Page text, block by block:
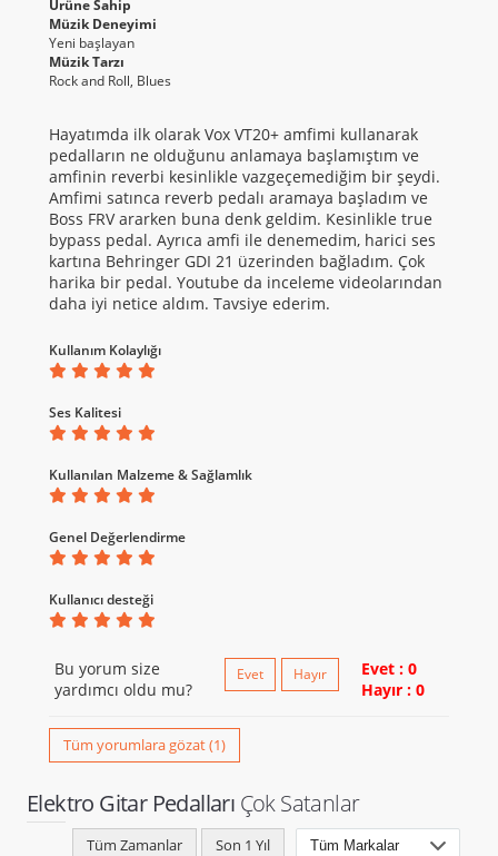
Ürüne Sahip
Müzik Deneyimi
Yeni başlayan
Müzik Tarzı
Rock and Roll, Blues
Hayatımda ilk olarak Vox VT20+ amfimi kullanarak
pedalların ne olduğunu anlamaya başlamıştım ve
amfinin reverbi kesinlikle vazgeçemediğim bir şeydi.
Amfimi satınca reverb pedalı aramaya başladım ve
Boss FRV ararken buna denk geldim. Kesinlikle true
bypass pedal. Ayrıca amfi ile denemedim, harici ses
kartına Behringer GDI 21 üzerinden bağladım. Çok
harika bir pedal. Youtube da inceleme videolarından
daha iyi netice aldım. Tavsiye ederim.
Kullanım Kolaylığı
Ses Kalitesi
Kullanılan Malzeme & Sağlamlık
Genel Değerlendirme
Kullanıcı desteği
Bu yorum size
yardımcı oldu mu?
Evet Hayır
Evet : 0
Hayır : 0
Tüm yorumlara gözat (1)
Elektro Gitar Pedalları Çok Satanlar
Tüm Zamanlar
Son 1 Yıl